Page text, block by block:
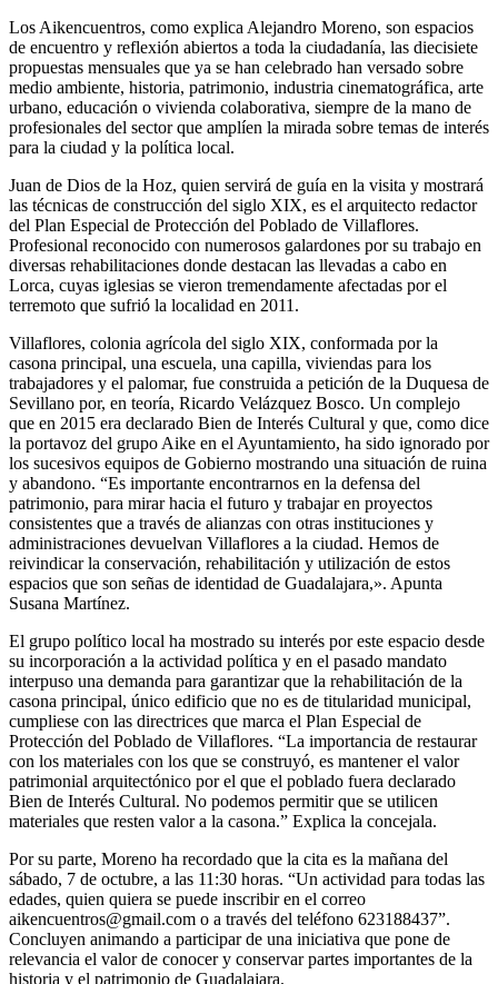
Los Aikencuentros, como explica Alejandro Moreno, son espacios
de encuentro y reflexión abiertos a toda la ciudadanía, las diecisiete
propuestas mensuales que ya se han celebrado han versado sobre
medio ambiente, historia, patrimonio, industria cinematográfica, arte
urbano, educación o vivienda colaborativa, siempre de la mano de
profesionales del sector que amplíen la mirada sobre temas de interés
para la ciudad y la política local.
Juan de Dios de la Hoz, quien servirá de guía en la visita y mostrará
las técnicas de construcción del siglo XIX, es el arquitecto redactor
del Plan Especial de Protección del Poblado de Villaflores.
Profesional reconocido con numerosos galardones por su trabajo en
diversas rehabilitaciones donde destacan las llevadas a cabo en
Lorca, cuyas iglesias se vieron tremendamente afectadas por el
terremoto que sufrió la localidad en 2011.
Villaflores, colonia agrícola del siglo XIX, conformada por la
casona principal, una escuela, una capilla, viviendas para los
trabajadores y el palomar, fue construida a petición de la Duquesa de
Sevillano por, en teoría, Ricardo Velázquez Bosco. Un complejo
que en 2015 era declarado Bien de Interés Cultural y que, como dice
la portavoz del grupo Aike en el Ayuntamiento, ha sido ignorado por
los sucesivos equipos de Gobierno mostrando una situación de ruina
y abandono. “Es importante encontrarnos en la defensa del
patrimonio, para mirar hacia el futuro y trabajar en proyectos
consistentes que a través de alianzas con otras instituciones y
administraciones devuelvan Villaflores a la ciudad. Hemos de
reivindicar la conservación, rehabilitación y utilización de estos
espacios que son señas de identidad de Guadalajara,». Apunta
Susana Martínez.
El grupo político local ha mostrado su interés por este espacio desde
su incorporación a la actividad política y en el pasado mandato
interpuso una demanda para garantizar que la rehabilitación de la
casona principal, único edificio que no es de titularidad municipal,
cumpliese con las directrices que marca el Plan Especial de
Protección del Poblado de Villaflores. “La importancia de restaurar
con los materiales con los que se construyó, es mantener el valor
patrimonial arquitectónico por el que el poblado fuera declarado
Bien de Interés Cultural. No podemos permitir que se utilicen
materiales que resten valor a la casona.” Explica la concejala.
Por su parte, Moreno ha recordado que la cita es la mañana del
sábado, 7 de octubre, a las 11:30 horas. “Un actividad para todas las
edades, quien quiera se puede inscribir en el correo
aikencuentros@gmail.com o a través del teléfono 623188437”.
Concluyen animando a participar de una iniciativa que pone de
relevancia el valor de conocer y conservar partes importantes de la
historia y el patrimonio de Guadalajara.